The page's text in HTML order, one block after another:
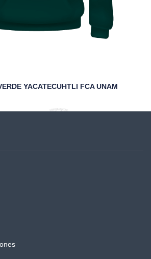
YACATECUHTLI FCA UNAM